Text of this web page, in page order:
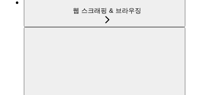
웹 스크래핑 & 브라우징